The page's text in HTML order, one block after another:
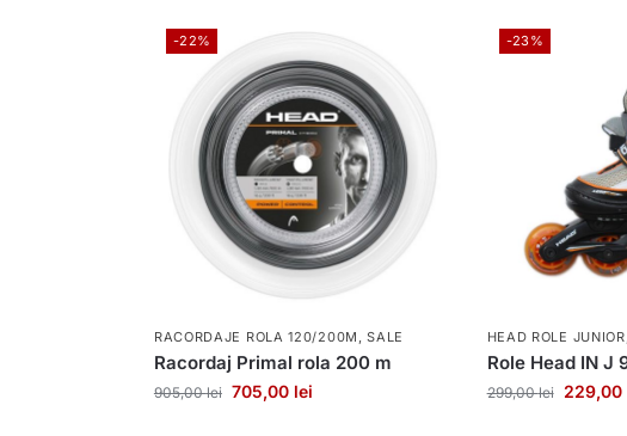
-22%
RACORDAJE ROLA 120/200M ,SALE
Racordaj Primal rola 200 m
905,00lei 705,00 lei
-23%
HEAD ROLE JUNIOR
Role Head IN J
299,00lei 229,00